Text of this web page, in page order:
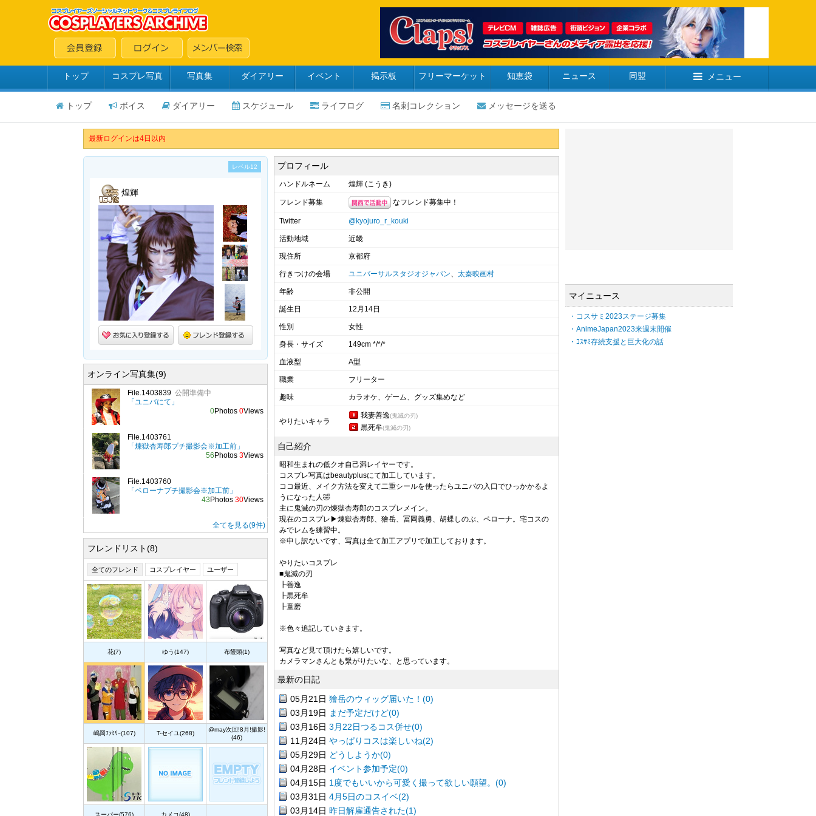
トップ コスプレ写真 写真集 ダイアリー イベント 掲示板 フリーマーケット 知恵袋 ニュース 同盟 メニュー
トップ ボイス ダイアリー スケジュール ライフログ 名刺コレクション メッセージを送る
最新ログインは4日以内
レベル12
煌輝
オンライン写真集(9)
File.1403839 公開準備中
「ユニバにて」
0Photos 0Views
File.1403761
「煉獄杏寿郎プチ撮影会※加工前」
56 Photos 3Views
File.1403760
「ペローナプチ撮影会※加工前」
43 Photos 30Views
全てを見る(9件)
フレンドリスト(8)
全てのフレンド コスプレイヤー ユーザー
花(7) ゆう(147) 布饅頭(1)
嶋岡ﾌｧﾐﾘｰ(107) T-セイユ(268)
@may次回!8月!撮影!
(46)
スーパー(576) カメコ(48)
プロフィール
ハンドルネーム 煌輝 (こうき)
フレンド募集 なフレンド募集中！
Twitter @kyojuro_r_kouki
活動地域 近畿
現住所 京都府
行きつけの会場 ユニバーサルスタジオジャパン、 太秦映画村
年齢 非公開
誕生日 12月14日
性別 女性
身長・サイズ 149cm */*/*
血液型 A型
職業 フリーター
趣味 カラオケ、ゲーム、グッズ集めなど
やりたいキャラ
我妻善逸(鬼滅の刃)
黒死牟(鬼滅の刃)
自己紹介
昭和生まれの低クオ自己満レイヤーです。
コスプレ写真はbeautyplusにて加工しています。
ココ最近、メイク方法を変えて二重シールを使ったらユニバの入口でひっかかるよ
うになった人🤣
主に鬼滅の刃の煉獄杏寿郎のコスプレメイン。
現在のコスプレ▶煉獄杏寿郎、獪岳、冨岡義勇、胡蝶しのぶ、ペローナ。宅コスの
みでレムを練習中。
※申し訳ないです、写真は全て加工アプリで加工しております。
やりたいコスプレ
■鬼滅の刃
┠善逸
┠黒死牟
┠童磨
※色々追記していきます。
写真など見て頂けたら嬉しいです。
カメラマンさんとも繋がりたいな、と思っています。
最新の日記
05月21日 獪岳のウィッグ届いた！(0)
03月19日 まだ予定だけど(0)
03月16日 3月22日つるコス併せ(0)
11月24日 やっぱりコスは楽しいね(2)
05月29日 どうしようか(0)
04月28日 イベント参加予定(0)
04月15日 1度でもいいから可愛く撮って欲しい願望。(0)
03月31日 4月5日のコスイベ(2)
03月14日 昨日解雇通告された(1)
マイニュース
・コスサミ2023ステージ募集
・AnimeJapan2023来週末開催
・ｺｽｻﾐ存続支援と巨大化の話